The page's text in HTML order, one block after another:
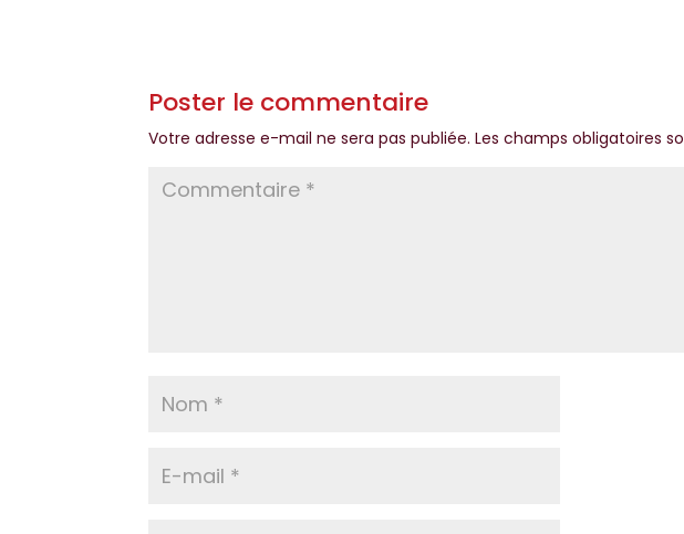
Poster le commentaire
Votre adresse e-mail ne sera pas publiée. Les champs obligatoires